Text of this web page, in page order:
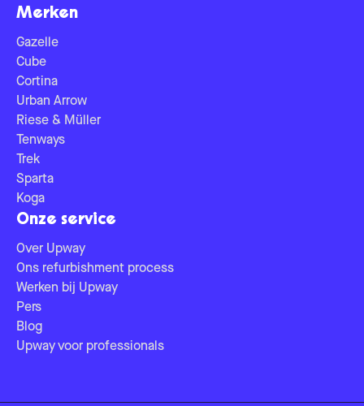
Merken
Gazelle
Cube
Cortina
Urban Arrow
Riese & Müller
Tenways
Trek
Sparta
Koga
Onze service
Over Upway
Ons refurbishment process
Werken bij Upway
Pers
Blog
Upway voor professionals